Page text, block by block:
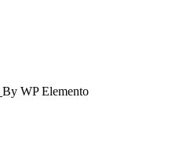
By WP Elemento